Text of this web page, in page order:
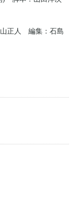
正人 編集：石島